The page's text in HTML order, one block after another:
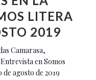
LITERA
2019
Camarasa,
en Somos
agosto de 2019